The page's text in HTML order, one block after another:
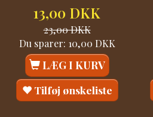
13,00 DKK
23,00 DKK
Du sparer: 10,00 DKK
LÆG I KURV
Tilføj ønskeliste